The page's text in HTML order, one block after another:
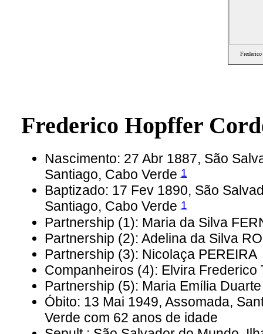
Frederico Hopffer
Nascimento: 27 Abr 1887, São
Santiago, Cabo Verde1
Baptizado: 17 Fev 1890, São
Santiago, Cabo Verde1
Partnership (1): Maria da Silva
Partnership (2): Adelina da Silva
Partnership (3): Nicolaça PEREIRA
Companheiros (4): Elvira Frederico
Partnership (5): Maria Emília
Óbito: 13 Mai 1949, Assomada,
Verde com 62 anos de idade